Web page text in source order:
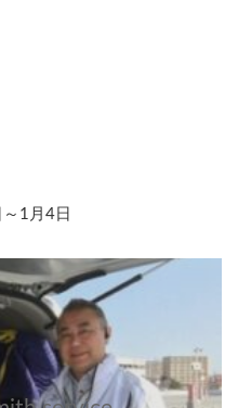
1月4日